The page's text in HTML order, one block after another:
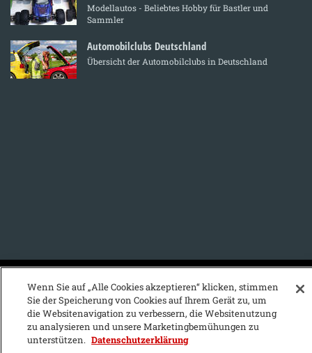
Modellautos - Beliebtes Hobby für Bastler und
Sammler
Automobilclubs Deutschland
Übersicht der Automobilclubs in Deutschland
KFZ-Stichwortvereichnis:
A B C D E F G H I
J
K
L M N O P
Wenn Sie auf „Alle Cookies akzeptieren“ klicken, stimmen
Sie der Speicherung von Cookies auf Ihrem Gerät zu, um
die Websitenavigation zu verbessern, die Websitenutzung
zu analysieren und unsere Marketingbemühungen zu
unterstützen. Datenschutzerklärung